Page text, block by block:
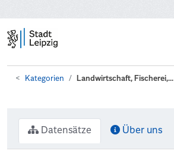
Kategorien Landwirtschaft, Fischerei,...
Datensätze Über uns